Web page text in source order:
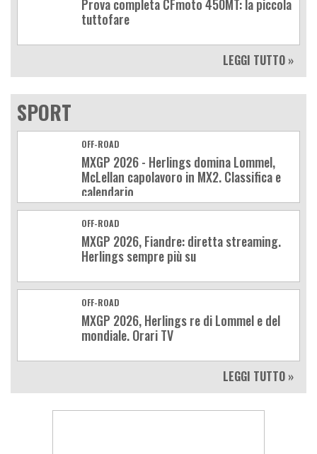
Prova completa CFmoto 450MT: la piccola
tuttofare
LEGGI TUTTO »
SPORT
OFF-ROAD
MXGP 2026 - Herlings domina Lommel,
McLellan capolavoro in MX2. Classifica e
calendario
OFF-ROAD
MXGP 2026, Fiandre: diretta streaming.
Herlings sempre più su
OFF-ROAD
MXGP 2026, Herlings re di Lommel e del
mondiale. Orari TV
LEGGI TUTTO »